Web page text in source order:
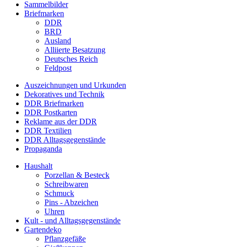
Sammelbilder
Briefmarken
DDR
BRD
Ausland
Alliierte Besatzung
Deutsches Reich
Feldpost
Auszeichnungen und Urkunden
Dekoratives und Technik
DDR Briefmarken
DDR Postkarten
Reklame aus der DDR
DDR Textilien
DDR Alltagsgegenstände
Propaganda
Haushalt
Porzellan & Besteck
Schreibwaren
Schmuck
Pins - Abzeichen
Uhren
Kult - und Alltagsgegenstände
Gartendeko
Pflanzgefäße